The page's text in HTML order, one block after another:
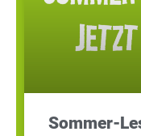
Sommer-